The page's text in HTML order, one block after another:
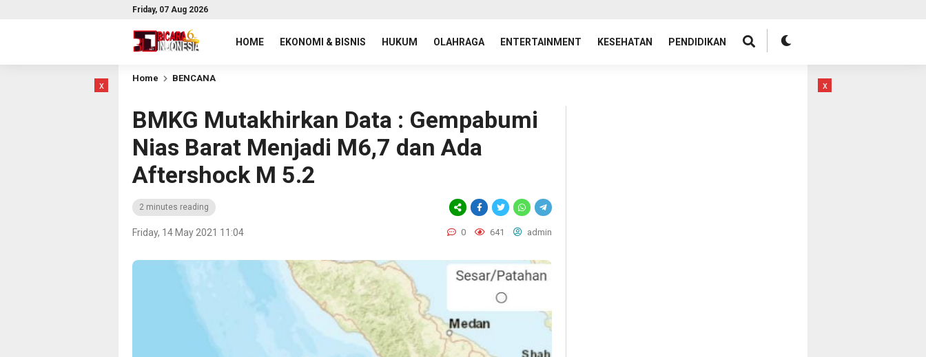
Friday, 07 Aug 2026
HOME EKONOMI & BISNIS HUKUM OLAHRAGA ENTERTAINMENT KESEHATAN PENDIDIKAN
x
Home BENCANA
BMKG Mutakhirkan Data : Gempabumi
Nias Barat Menjadi M6,7 dan Ada
Aftershock M 5.2
2 minutes reading
Friday, 14 May 2021 11:04 0 641 admin
x